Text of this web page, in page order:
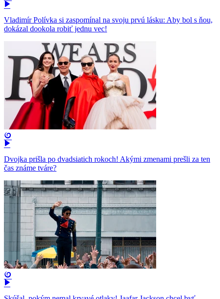
Vladimír Polívka si zaspomínal na svoju prvú lásku: Aby bol s ňou,
dokázal dookola robiť jednu vec!
Dvojka prišla po dvadsiatich rokoch! Akými zmenami prešli za ten
čas známe tváre?